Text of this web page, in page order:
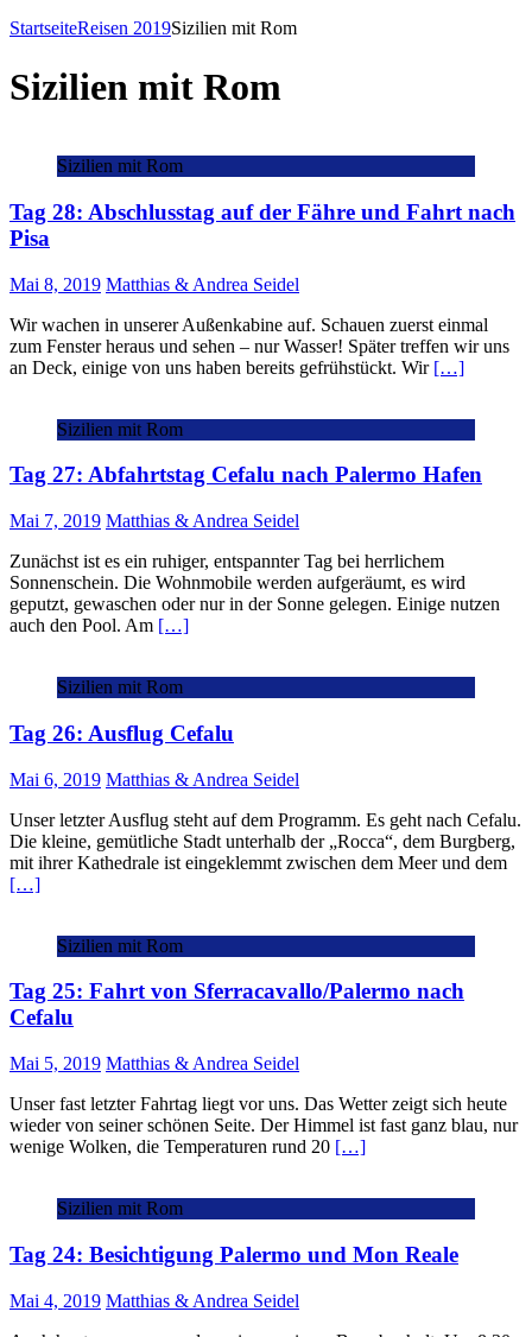
StartseiteReisen 2019Sizilien mit Rom
Sizilien mit Rom
Sizilien mit Rom
Tag 28: Abschlusstag auf der Fähre und Fahrt nach
Pisa
Mai 8, 2019 Matthias & Andrea Seidel
Wir wachen in unserer Außenkabine auf. Schauen zuerst einmal
zum Fenster heraus und sehen – nur Wasser! Später treffen wir uns
an Deck, einige von uns haben bereits gefrühstückt. Wir […]
Sizilien mit Rom
Tag 27: Abfahrtstag Cefalu nach Palermo Hafen
Mai 7, 2019 Matthias & Andrea Seidel
Zunächst ist es ein ruhiger, entspannter Tag bei herrlichem
Sonnenschein. Die Wohnmobile werden aufgeräumt, es wird
geputzt, gewaschen oder nur in der Sonne gelegen. Einige nutzen
auch den Pool. Am […]
Sizilien mit Rom
Tag 26: Ausflug Cefalu
Mai 6, 2019 Matthias & Andrea Seidel
Unser letzter Ausflug steht auf dem Programm. Es geht nach Cefalu.
Die kleine, gemütliche Stadt unterhalb der „Rocca“, dem Burgberg,
mit ihrer Kathedrale ist eingeklemmt zwischen dem Meer und dem
[…]
Sizilien mit Rom
Tag 25: Fahrt von Sferracavallo/Palermo nach
Cefalu
Mai 5, 2019 Matthias & Andrea Seidel
Unser fast letzter Fahrtag liegt vor uns. Das Wetter zeigt sich heute
wieder von seiner schönen Seite. Der Himmel ist fast ganz blau, nur
wenige Wolken, die Temperaturen rund 20 […]
Sizilien mit Rom
Tag 24: Besichtigung Palermo und Mon Reale
Mai 4, 2019 Matthias & Andrea Seidel